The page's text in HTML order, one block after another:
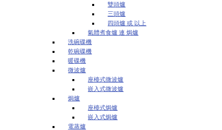
雙頭爐
三頭爐
四頭爐 或 以上
氣體煮食爐 連 焗爐
洗碗碟機
乾碗碟機
暖碟機
微波爐
座檯式微波爐
嵌入式微波爐
焗爐
座檯式焗爐
嵌入式焗爐
電蒸爐